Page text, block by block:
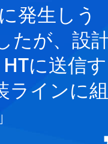
発生しう
たが、設
に送信す
ラインに組